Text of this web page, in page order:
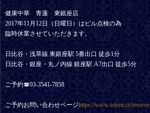
健康中華 青蓮 東銀座店
2017年11月12日（日曜日）はビル点検の為
臨時休業させていただきます。
日比谷・浅草線 東銀座駅 5番出口 徒歩1分
日比谷・銀座・丸ノ内線 銀座駅 A7出口 徒歩5分
ご予約☎03-3541-7858
ご予約お問い合わせページhttps://www.seiren.cc/reserve